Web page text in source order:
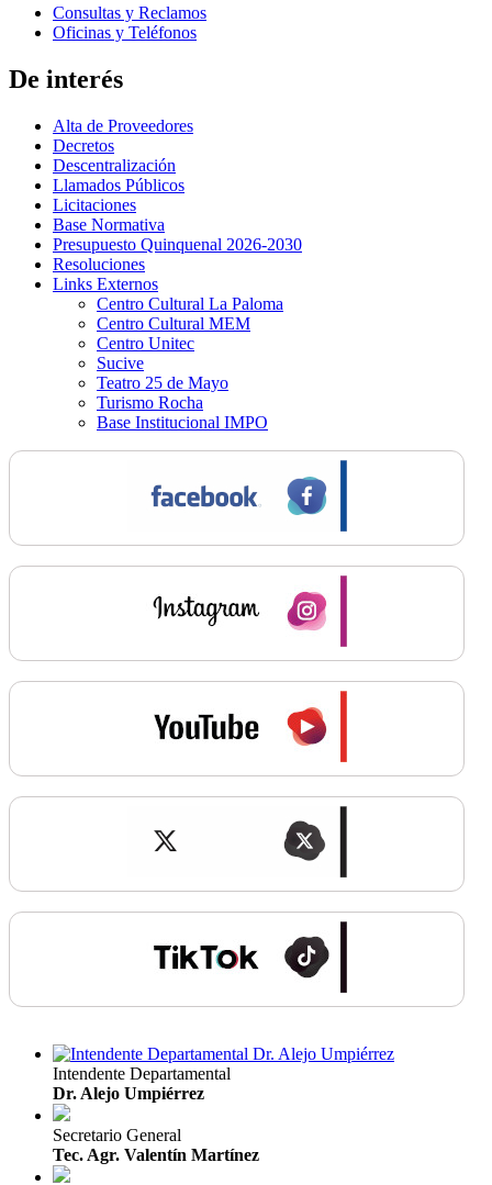
Consultas y Reclamos
Oficinas y Teléfonos
De interés
Alta de Proveedores
Decretos
Descentralización
Llamados Públicos
Licitaciones
Base Normativa
Presupuesto Quinquenal 2026-2030
Resoluciones
Links Externos
Centro Cultural La Paloma
Centro Cultural MEM
Centro Unitec
Sucive
Teatro 25 de Mayo
Turismo Rocha
Base Institucional IMPO
Intendente Departamental
Dr. Alejo Umpiérrez
Secretario General
Tec. Agr. Valentín Martínez